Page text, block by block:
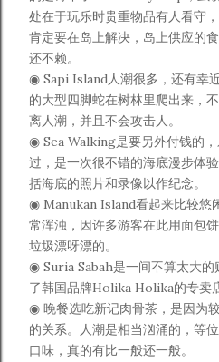
处在于玩乐时贵重物品有人看守
肯定要在岛上解决，岛上供应的
还不赖。
◉ Sapi Island人潮很多，还有幸
的大型四脚蛇在树林里爬出来，
离人潮，并且不会攻击人。
◉ Sea Walking是要另外付钱的
过，是一次很不错的海底漫步体
括海底的照片和录像以作纪念。
◉ Manukan Island看起来比较悠
常浑浊，因许多游客在此用面包
垃圾漂呀漂的。
◉ Suria Sabah是一间不算太大的
了韩国品牌Holika Holika的专卖
◉ 晚餐选吃新记肉骨茶，是因为
的关系。人潮是相当汹涌的，等
口味，真的有比一般还一般。